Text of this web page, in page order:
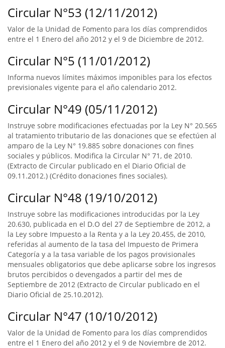
Circular N°53 (12/11/2012)
Valor de la Unidad de Fomento para los días comprendidos
entre el 1 Enero del año 2012 y el 9 de Diciembre de 2012.
Circular N°5 (11/01/2012)
Informa nuevos límites máximos imponibles para los efectos
previsionales vigente para el año calendario 2012.
Circular N°49 (05/11/2012)
Instruye sobre modificaciones efectuadas por la Ley N° 20.565
al tratamiento tributario de las donaciones que se efectúen al
amparo de la Ley N° 19.885 sobre donaciones con fines
sociales y públicos. Modifica la Circular N° 71, de 2010.
(Extracto de Circular publicado en el Diario Oficial de
09.11.2012.) (Crédito donaciones fines sociales).
Circular N°48 (19/10/2012)
Instruye sobre las modificaciones introducidas por la Ley
20.630, publicada en el D.O del 27 de Septiembre de 2012, a
la Ley sobre Impuesto a la Renta y a la Ley 20.455, de 2010,
referidas al aumento de la tasa del Impuesto de Primera
Categoría y a la tasa variable de los pagos provisionales
mensuales obligatorios que debe aplicarse sobre los ingresos
brutos percibidos o devengados a partir del mes de
Septiembre de 2012 (Extracto de Circular publicado en el
Diario Oficial de 25.10.2012).
Circular N°47 (10/10/2012)
Valor de la Unidad de Fomento para los días comprendidos
entre el 1 Enero del año 2012 y el 9 de Noviembre de 2012.